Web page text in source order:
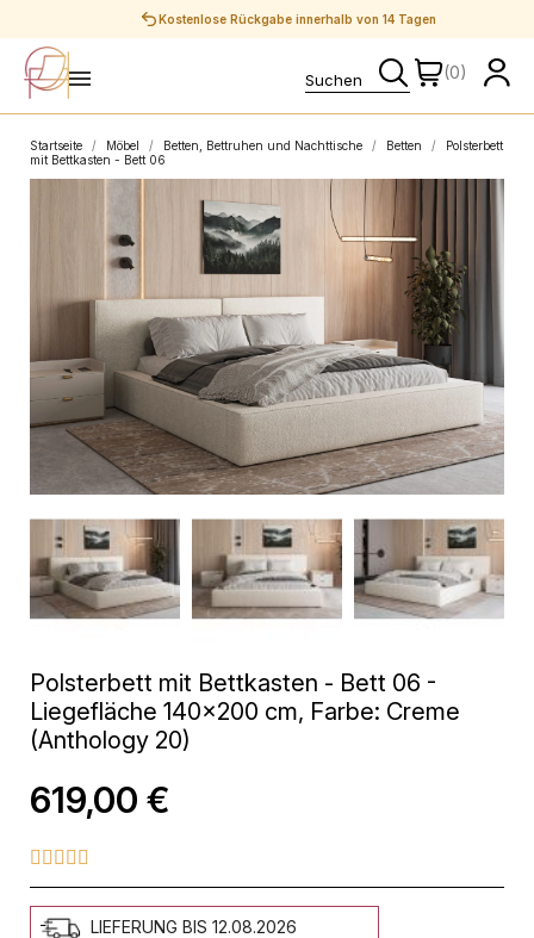
Sichere Zahlungen
(0)
Startseite Möbel Betten, Bettruhen und Nachttische Betten
Polsterbett
mit Bettkasten - Bett 06
Polsterbett mit Bettkasten - Bett 06 -
Liegefläche 140x200 cm, Farbe: Creme
(Anthology 20)
619,00 €
    
LIEFERUNG BIS 12.08.2026